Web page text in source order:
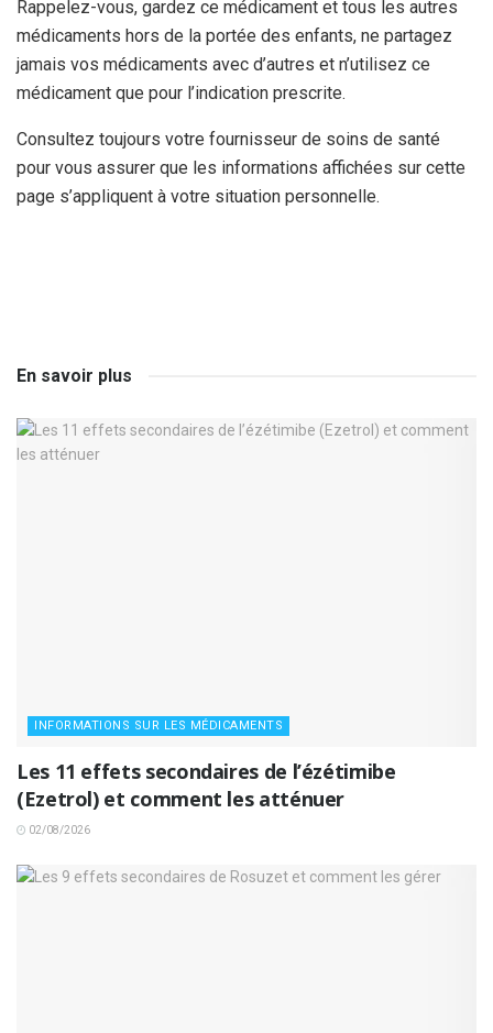
Rappelez-vous, gardez ce médicament et tous les autres
médicaments hors de la portée des enfants, ne partagez
jamais vos médicaments avec d’autres et n’utilisez ce
médicament que pour l’indication prescrite.
Consultez toujours votre fournisseur de soins de santé
pour vous assurer que les informations affichées sur cette
page s’appliquent à votre situation personnelle.
En savoir plus
INFORMATIONS SUR LES MÉDICAMENTS
Les 11 effets secondaires de l’ézétimibe
(Ezetrol) et comment les atténuer
02/08/2026